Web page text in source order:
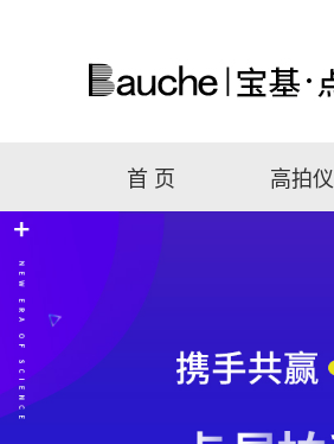
首 页 高拍仪